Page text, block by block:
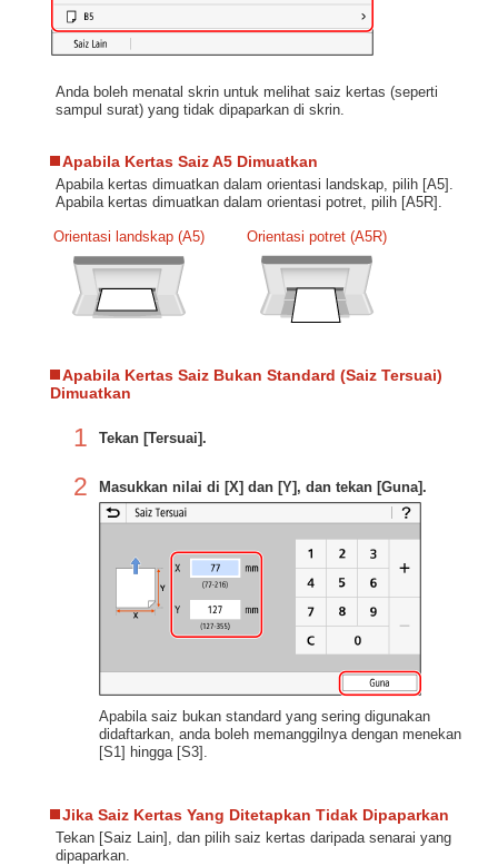
Anda boleh menatal skrin untuk melihat saiz kertas (seperti
sampul surat) yang tidak dipaparkan di skrin.
Apabila Kertas Saiz A5 Dimuatkan
Apabila kertas dimuatkan dalam orientasi landskap, pilih [A5].
Apabila kertas dimuatkan dalam orientasi potret, pilih [A5R].
Orientasi landskap (A5) Orientasi potret (A5R)
Apabila Kertas Saiz Bukan Standard (Saiz Tersuai)
Dimuatkan
1 Tekan [Tersuai].
2 Masukkan nilai di [X] dan [Y], dan tekan [Guna].
Apabila saiz bukan standard yang sering digunakan
didaftarkan, anda boleh memanggilnya dengan menekan
[S1] hingga [S3].
Jika Saiz Kertas Yang Ditetapkan Tidak Dipaparkan
Tekan [Saiz Lain], dan pilih saiz kertas daripada senarai yang
dipaparkan.